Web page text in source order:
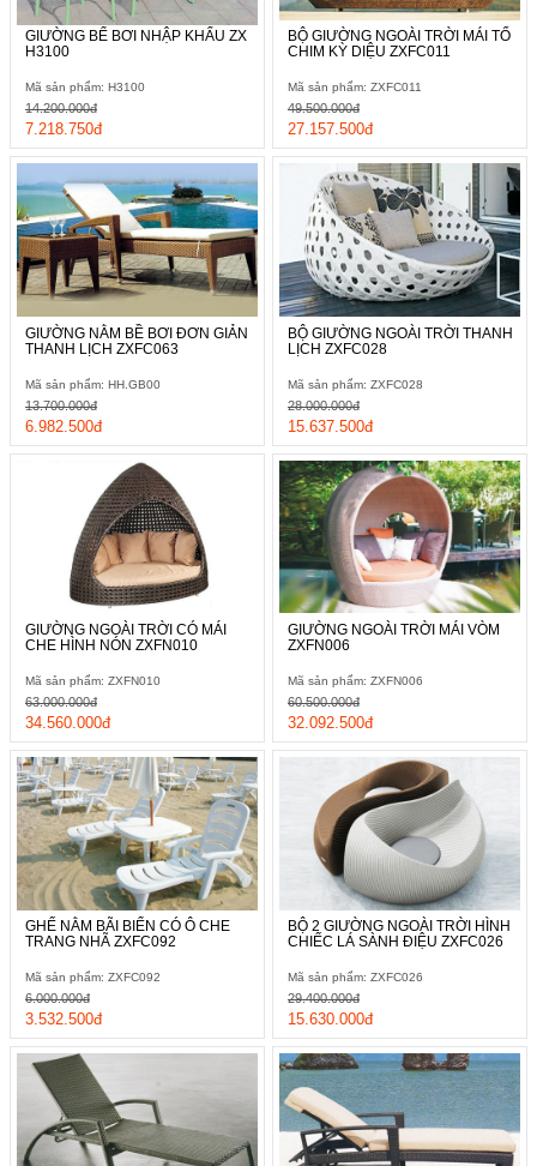
GIƯỜNG BỂ BƠI NHẬP KHẨU ZX
H3100
Mã sản phẩm: H3100
7.218.750đ
14.200.000đ
BỘ GIƯỜNG NGOÀI TRỜI MÁI TỔ
CHIM KỲ DIỆU ZXFC011
Mã sản phẩm: ZXFC011
27.157.500đ
49.500.000đ
GIƯỜNG NẰM BỀ BƠI ĐƠN GIẢN
THANH LỊCH ZXFC063
Mã sản phẩm: HH.GB00
6.982.500đ
13.700.000đ
BỘ GIƯỜNG NGOÀI TRỜI THANH
LỊCH ZXFC028
Mã sản phẩm: ZXFC028
15.637.500đ
28.000.000đ
GIƯỜNG NGOÀI TRỜI CÓ MÁI
CHE HÌNH NÓN ZXFN010
Mã sản phẩm: ZXFN010
34.560.000đ
63.000.000đ
GIƯỜNG NGOÀI TRỜI MÁI VÒM
ZXFN006
Mã sản phẩm: ZXFN006
32.092.500đ
60.500.000đ
GHẾ NẰM BÃI BIỂN CÓ Ô CHE
TRANG NHÃ ZXFC092
Mã sản phẩm: ZXFC092
3.532.500đ
6.000.000đ
BỘ 2 GIƯỜNG NGOÀI TRỜI HÌNH
CHIẾC LÁ SÀNH ĐIỆU ZXFC026
Mã sản phẩm: ZXFC026
15.630.000đ
29.400.000đ